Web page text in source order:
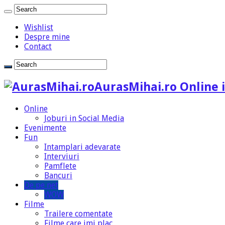
Wishlist
Despre mine
Contact
AurasMihai.ro Online
Online
Joburi in Social Media
Evenimente
Fun
Intamplari adevarate
Interviuri
Pamflete
Bancuri
De pe net
WOW
Filme
Trailere comentate